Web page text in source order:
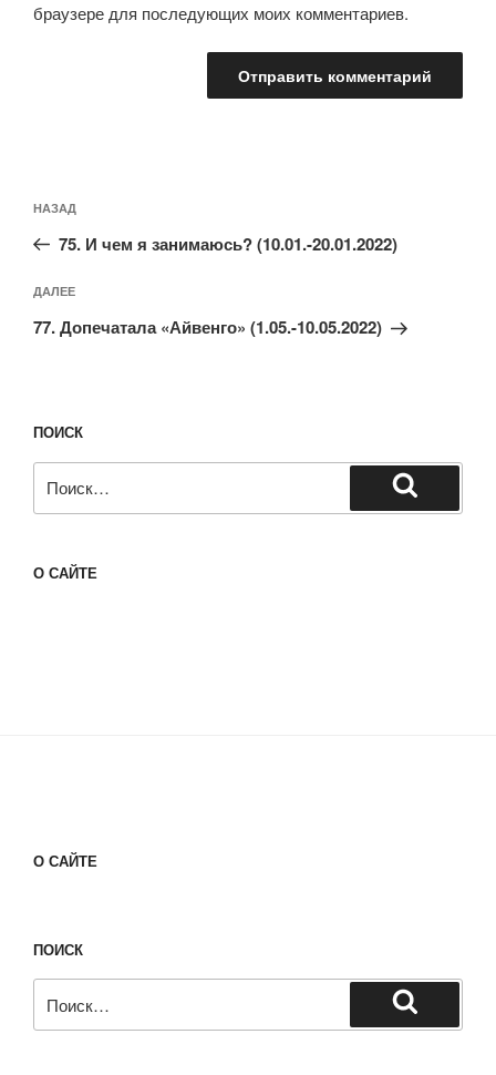
браузере для последующих моих комментариев.
по
записям
Предыдущая
запись:
НАЗАД
75. И чем я занимаюсь? (10.01.-20.01.2022)
Следующая
запись
ДАЛЕЕ
77. Допечатала «Айвенго» (1.05.-10.05.2022)
ПОИСК
Поиск
О САЙТЕ
О САЙТЕ
ПОИСК
Поиск